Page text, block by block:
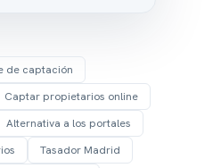
de captación
Captar propietarios online
Alternativa a los portales
Tasador Madrid